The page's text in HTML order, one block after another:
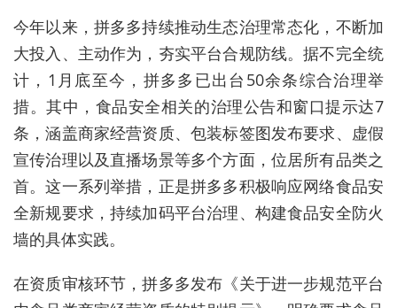
今年以来，拼多多持续推动生态治理常态化，不断加
大投入、主动作为，夯实平台合规防线。据不完全统
计，1月底至今，拼多多已出台50余条综合治理举
措。其中，食品安全相关的治理公告和窗口提示达7
条，涵盖商家经营资质、包装标签图发布要求、虚假
宣传治理以及直播场景等多个方面，位居所有品类之
首。这一系列举措，正是拼多多积极响应网络食品安
全新规要求，持续加码平台治理、构建食品安全防火
墙的具体实践。
在资质审核环节，拼多多发布《关于进一步规范平台